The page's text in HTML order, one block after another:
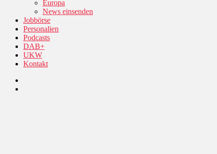
Europa
News einsenden
Jobbörse
Personalien
Podcasts
DAB+
UKW
Kontakt